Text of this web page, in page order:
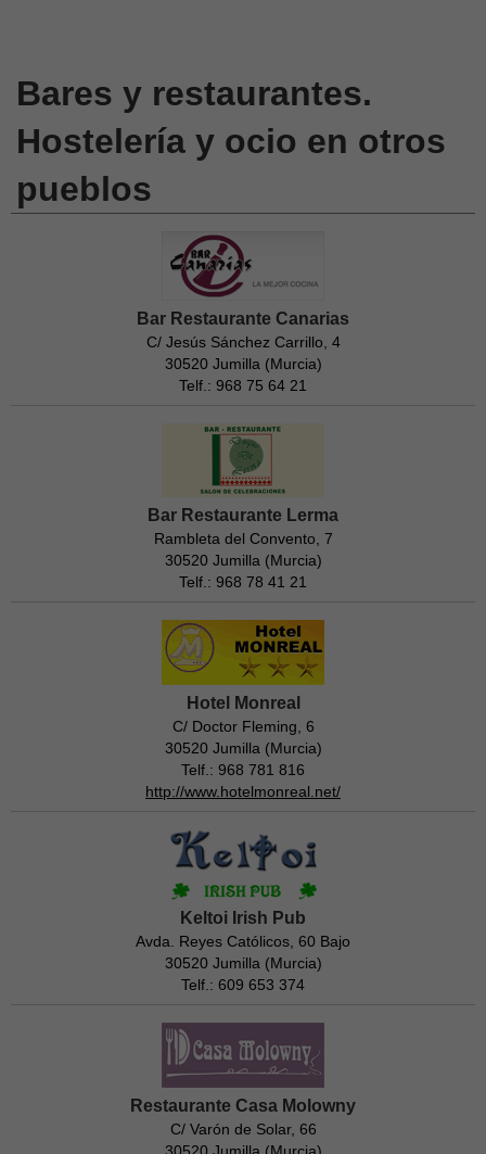
Bares y restaurantes.
Hostelería y ocio en otros
pueblos
Bar Restaurante Canarias
C/ Jesús Sánchez Carrillo, 4
30520 Jumilla (Murcia)
Telf.: 968 75 64 21
Bar Restaurante Lerma
Rambleta del Convento, 7
30520 Jumilla (Murcia)
Telf.: 968 78 41 21
Hotel Monreal
C/ Doctor Fleming, 6
30520 Jumilla (Murcia)
Telf.: 968 781 816
http://www.hotelmonreal.net/
Keltoi Irish Pub
Avda. Reyes Católicos, 60 Bajo
30520 Jumilla (Murcia)
Telf.: 609 653 374
Restaurante Casa Molowny
C/ Varón de Solar, 66
30520 Jumilla (Murcia)